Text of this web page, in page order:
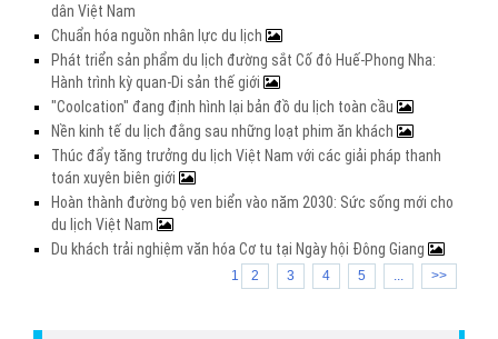
dân Việt Nam
Chuẩn hóa nguồn nhân lực du lịch
Phát triển sản phẩm du lịch đường sắt Cố đô Huế-Phong Nha:
Hành trình kỳ quan-Di sản thế giới
"Coolcation" đang định hình lại bản đồ du lịch toàn cầu
Nền kinh tế du lịch đằng sau những loạt phim ăn khách
Thúc đẩy tăng trưởng du lịch Việt Nam với các giải pháp thanh
toán xuyên biên giới
Hoàn thành đường bộ ven biển vào năm 2030: Sức sống mới cho
du lịch Việt Nam
Du khách trải nghiệm văn hóa Cơ tu tại Ngày hội Đông Giang
1 2 3 4 5 ... >>